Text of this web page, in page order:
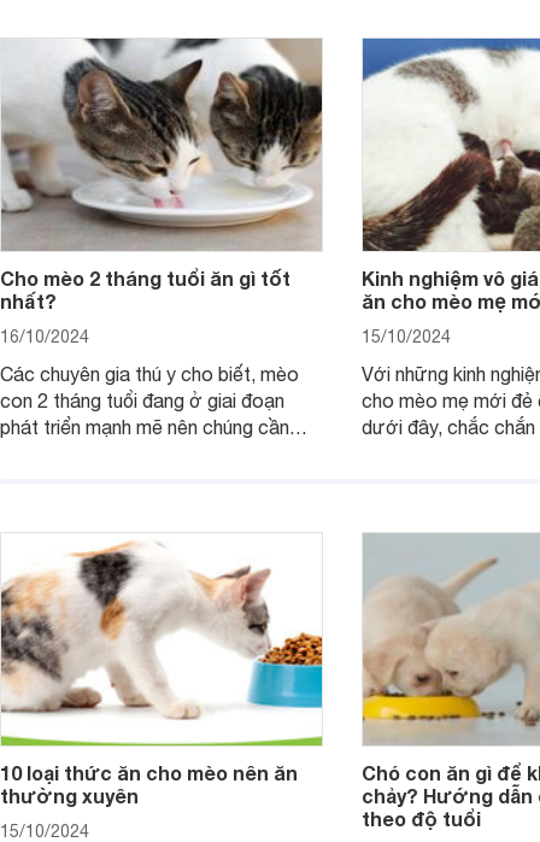
Cho mèo 2 tháng tuổi ăn gì tốt
nhất?
16/10/2024
Các chuyên gia thú y cho biết, mèo
con 2 tháng tuổi đang ở giai đoạn
phát triển mạnh mẽ nên chúng cần
ăn gì ăn gì tốt nhất?
Kinh nghiệm vô
ăn cho mèo mẹ
15/10/2024
Với những kinh
cho mèo mẹ mới đẻ
dưới đây, chắc chắn
10 loại thức ăn cho mèo nên ăn
thường xuyên
15/10/2024
Chó con ăn gì để
chảy? Hướng
theo độ tuổi